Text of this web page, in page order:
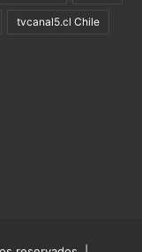
tvcanal5.cl Chile